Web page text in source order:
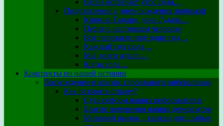
Весна встречает утро года…
Поздравление с днем рождения любимой
Княжна Тамара, дочь Гудала…
Песня о настоящем человеке
Вот пережили ещё один год…
Каждый год сюда…
Мы долго ждали…
Когда года…
Конспекты по нашей истории
Восхождение и кризис глобального либерализма
Как разорить страну?
Суть реформ наших реформаторов
Благие намерения наших демократов
Мировой рынок – капкан для слабых